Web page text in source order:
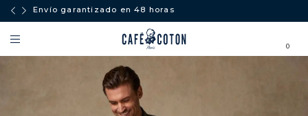
Envío garantizado en 48 horas
0